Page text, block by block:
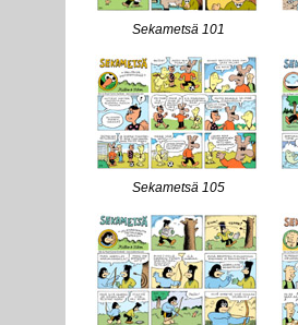
Sekametsä 101
Sekametsä 105